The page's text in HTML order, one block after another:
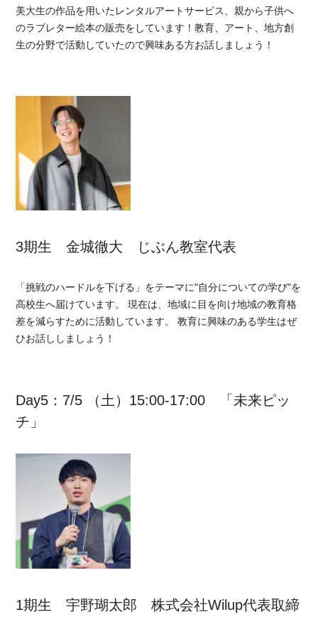
美大生の作品を用いたレンタルアートサービス、親から子供へ
のラブレター絵本の販売をしています！教育、アート、地方創
生の分野で活動していたので興味ある方お話しましょう！
3期生 金城徹大 じぶん教室代表
「挑戦のハードルを下げる」をテーマに"自分についての学び"を
高校生へ届けています。 現在は、地域に目を向け地域の教育格
差を減らすために活動しています。 教育に興味のある学生はぜ
ひお話ししましょう！
Day5：7/5 （土）15:00-17:00 「未来ピッ
チ」
1期生 宇野瑚太郎 株式会社Wilup代表取締